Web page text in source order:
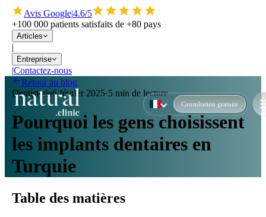
Avis Google|4.6/5
+100 000 patients satisfaits de +80 pays
Articles
|
Entreprise
|Contactez-nous
Consultation gratuite
Retour au blog
Dentisterie6 février 2025·5 min de lecture
Pourquoi les gens choisissent
les implants dentaires en
Turquie
Table des matières